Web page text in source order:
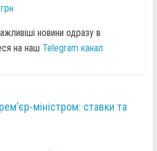
новини одразу в
на наш Telegram канал
міністром: ставки та